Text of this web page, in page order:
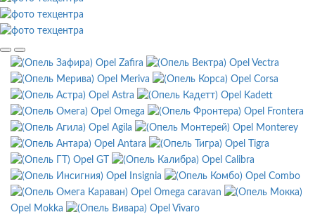
Opel Zafira
Opel Vectra
Opel Meriva
Opel Corsa
Opel Astra
Opel Kadett
Opel Omega
Opel Frontera
Opel Agila
Opel Monterey
Opel Antara
Opel Tigra
Opel GT
Opel Calibra
Opel Insignia
Opel Combo
Opel Omega caravan
Opel Mokka
Opel Vivaro